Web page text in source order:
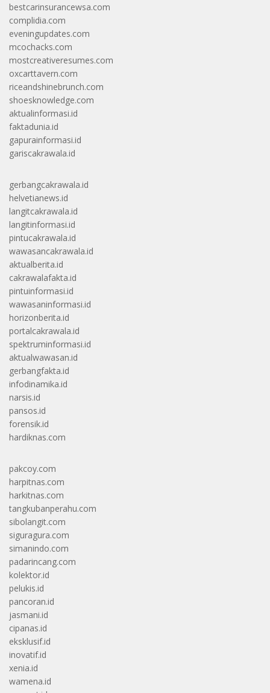
bestcarinsurancewsa.com
complidia.com
eveningupdates.com
mcochacks.com
mostcreativeresumes.com
oxcarttavern.com
riceandshinebrunch.com
shoesknowledge.com
aktualinformasi.id
faktadunia.id
gapurainformasi.id
gariscakrawala.id
gerbangcakrawala.id
helvetianews.id
langitcakrawala.id
langitinformasi.id
pintucakrawala.id
wawasancakrawala.id
aktualberita.id
cakrawalafakta.id
pintuinformasi.id
wawasaninformasi.id
horizonberita.id
portalcakrawala.id
spektruminformasi.id
aktualwawasan.id
gerbangfakta.id
infodinamika.id
narsis.id
pansos.id
forensik.id
hardiknas.com
pakcoy.com
harpitnas.com
harkitnas.com
tangkubanperahu.com
sibolangit.com
siguragura.com
simanindo.com
padarincang.com
kolektor.id
pelukis.id
pancoran.id
jasmani.id
cipanas.id
eksklusif.id
inovatif.id
xenia.id
wamena.id